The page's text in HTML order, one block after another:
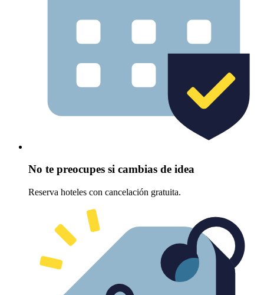
No te preocupes si cambias de idea
Reserva hoteles con cancelación gratuita.